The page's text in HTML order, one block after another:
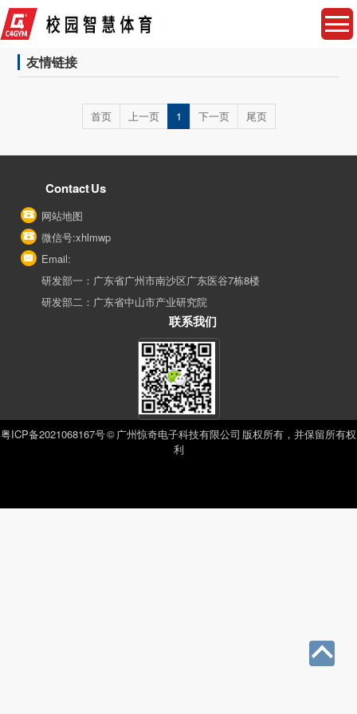
友情链接
首页 上一页 1 下一页 尾页
Contact Us
网站地图
微信号:xhlmwp
Email:
研发部一：广东省广州市南沙区广东医谷7栋8楼
研发部二：广东省中山市产业研究院
联系我们
粤ICP备2021068167号© 广州惊奇电子科技有限公司 版权所有，并保留所有权
利